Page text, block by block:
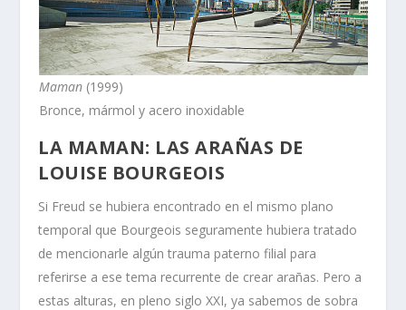
Maman (1999)
Bronce, mármol y acero inoxidable
LA MAMAN: LAS ARAÑAS DE
LOUISE BOURGEOIS
Si Freud se hubiera encontrado en el mismo plano
temporal que Bourgeois seguramente hubiera tratado
de mencionarle algún trauma paterno filial para
referirse a ese tema recurrente de crear arañas. Pero a
estas alturas, en pleno siglo XXI, ya sabemos de sobra